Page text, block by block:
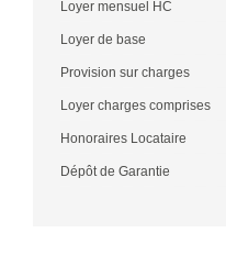
Loyer mensuel HC
Loyer de base
Provision sur charges
Loyer charges comprises
Honoraires Locataire
Dépôt de Garantie